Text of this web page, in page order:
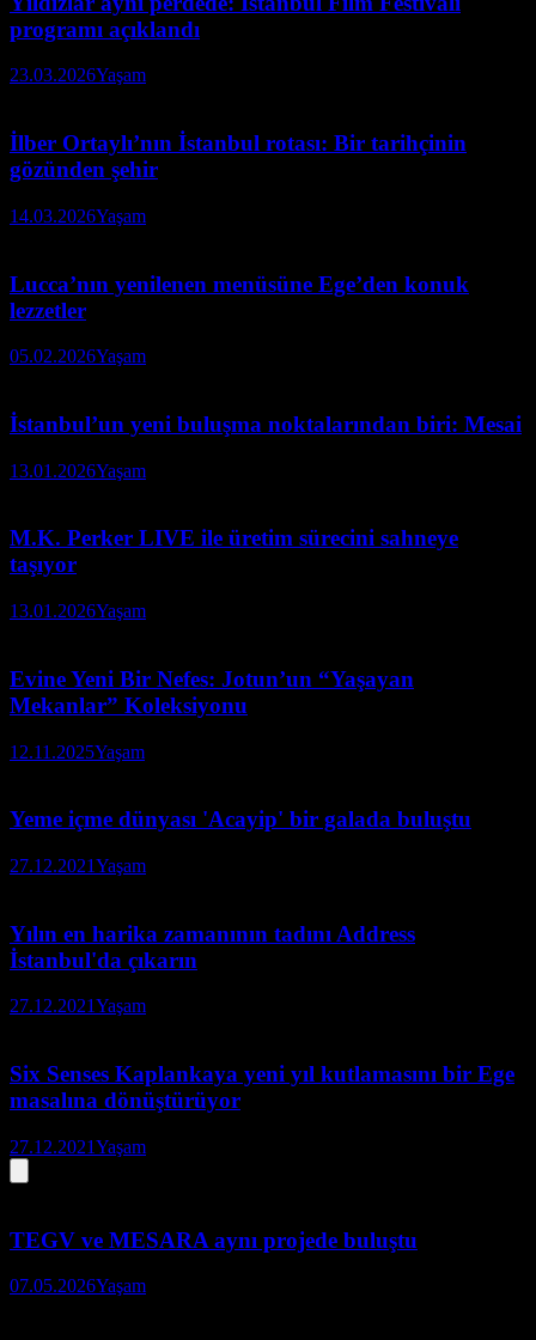
programı açıklandı
23.03.2026Yaşam
İlber Ortaylı’nın İstanbul rotası: Bir tarihçinin
gözünden şehir
14.03.2026Yaşam
Lucca’nın yenilenen menüsüne Ege’den konuk
lezzetler
05.02.2026Yaşam
İstanbul’un yeni buluşma noktalarından biri: Mesai
13.01.2026Yaşam
M.K. Perker LIVE ile üretim sürecini sahneye
taşıyor
13.01.2026Yaşam
Evine Yeni Bir Nefes: Jotun’un “Yaşayan
Mekanlar” Koleksiyonu
12.11.2025Yaşam
Yeme içme dünyası 'Acayip' bir galada buluştu
27.12.2021Yaşam
Yılın en harika zamanının tadını Address
İstanbul'da çıkarın
27.12.2021Yaşam
Six Senses Kaplankaya yeni yıl kutlamasını bir Ege
masalına dönüştürüyor
27.12.2021Yaşam
TEGV ve MESARA aynı projede buluştu
07.05.2026Yaşam